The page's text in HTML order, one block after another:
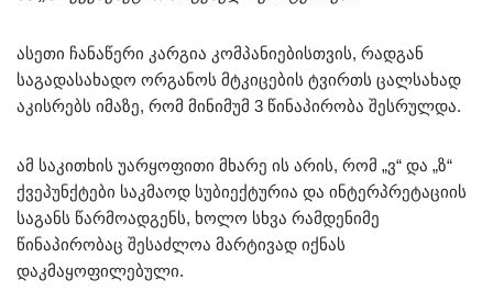
ასეთი ჩანაწერი კარგია კომპანიებისთვის, რადგან
საგადასახადო ორგანოს მტკიცების ტვირთს ცალსახად
აკისრებს იმაზე, რომ მინიმუმ 3 წინაპირობა შესრულდა.
ამ საკითხის უარყოფითი მხარე ის არის, რომ „ვ“ და „ზ“
ქვეპუნქტები საკმაოდ სუბიექტურია და ინტერპრეტაციის
საგანს წარმოადგენს, ხოლო სხვა რამდენიმე
წინაპირობაც შესაძლოა მარტივად იქნას
დაკმაყოფილებული.